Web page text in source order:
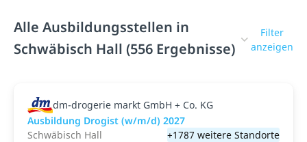
Alle Ausbildungsstellen in
Schwäbisch Hall (556 Ergebnisse)
Filter
anzeigen
dm-drogerie markt GmbH + Co. KG
Ausbildung Drogist (w/m/d) 2027
Schwäbisch Hall
+1787 weitere Standorte